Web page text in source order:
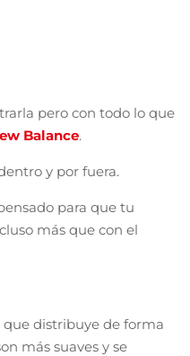
pero con todo lo que
Balance.
y por fuera.
para que tu
más que con el
que distribuye de forma
más suaves y se